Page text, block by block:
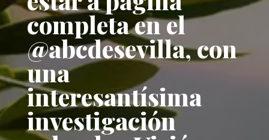
completa en el
@abcdesevilla, con
una
interesantísima
investigación